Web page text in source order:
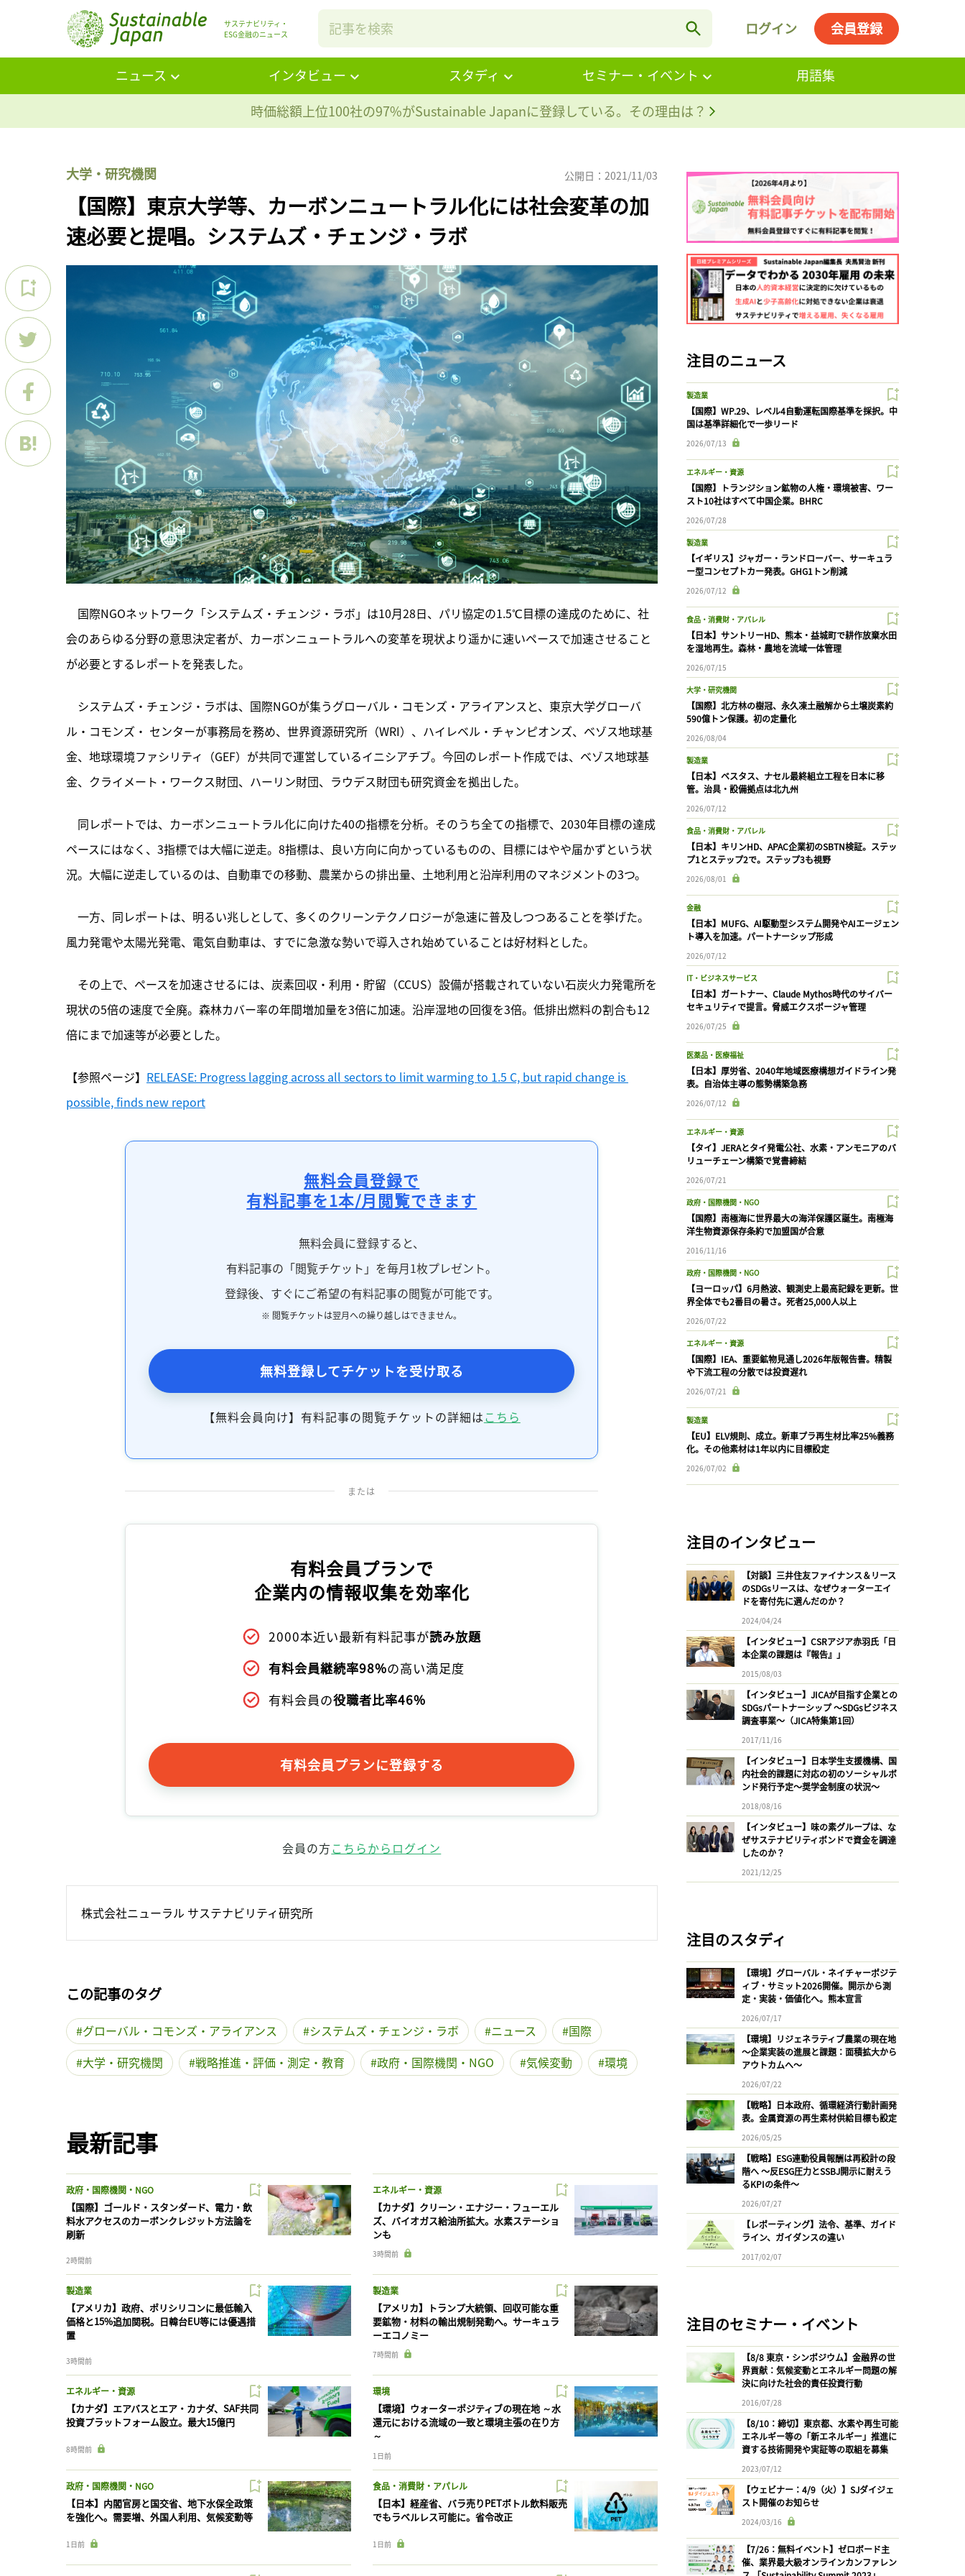
サステナビリティ・
ESG金融のニュース
ログイン 会員登録
ニュース インタビュー スタディ セミナー・イベント
用語集
時価総額上位100社の97%がSustainable Japanに登録している。その理由は？
大学・研究機関 公開日：2021/11/03
【国際】東京大学等、カーボンニュートラル化には社会変革の加
速必要と提唱。システムズ・チェンジ・ラボ
国際NGOネットワーク「システムズ・チェンジ・ラボ」は10月28日、パリ協定の1.5℃目標の達成のために、社
会のあらゆる分野の意思決定者が、カーボンニュートラルへの変革を現状より遥かに速いペースで加速させること
が必要とするレポートを発表した。
システムズ・チェンジ・ラボは、 国際NGOが集うグローバル・コモンズ・アライアンスと、東京大学グローバ
ル・コモンズ・ センターが事務局を務め、世界資源研究所（WRI）、ハイレベル・チャンピオンズ、ベゾス地球基
金、地球環境ファシリティ（GEF）が共同で運営しているイニシアチブ。今回のレポート作成では、ベゾス地球基
金、クライメート・ワークス財団、ハーリン財団、ラウデス財団も研究資金を拠出した。
同レポートでは、カーボンニュートラル化に向けた40の指標を分析。そのうち全ての指標で、2030年目標の達成
ペースにはなく、3指標では大幅に逆走。8指標は、良い方向に向かっているものの、目標にはやや届かずという状
況。大幅に逆走しているのは、自動車での移動、農業からの排出量、土地利用と沿岸利用のマネジメントの3つ。
一方、同レポートは、明るい兆しとして、多くのクリーンテクノロジーが急速に普及しつつあることを挙げた。
風力発電や太陽光発電、電気自動車は、すでに急激な勢いで導入され始めていることは好材料とした。
その上で、ペースを加速させるには、炭素回収・利用・貯留（CCUS）設備が搭載されていない石炭火力発電所を
現状の5倍の速度で全廃。森林カバー率の年間増加量を3倍に加速。沿岸湿地の回復を3倍。低排出燃料の割合も12
倍にまで加速等が必要とした。
【参照ページ】 RELEASE: Progress lagging across all sectors to limit warming to 1.5 C, but rapid change is
possible, finds new report
無料会員登録で
有料記事を1本/月閲覧できます
無料会員に登録すると、
有料記事の「閲覧チケット」を毎月1枚プレゼント。
登録後、すぐにご希望の有料記事の閲覧が可能です。
※ 閲覧チケットは翌月への繰り越しはできません。
無料登録してチケットを受け取る
【無料会員向け】有料記事の閲覧チケットの詳細はこちら
または
有料会員プランで
企業内の情報収集を効率化
2000本近い最新有料記事が読み放題
有料会員継続率98%の高い満足度
有料会員の役職者比率46%
有料会員プランに登録する
会員の方こちらからログイン
株式会社ニューラル サステナビリティ研究所
この記事のタグ
グローバル・コモンズ・アライアンス システムズ・チェンジ・ラボ ニュース
国際
大学・研究機関
戦略推進・評価・測定・教育 政府・国際機関・NGO 気候変動 環境
最新記事
政府・国際機関・NGO
【国際】ゴールド・スタンダード、電力・飲
料水アクセスのカーボンクレジット方法論を
刷新
2時間前
エネルギー・資源
【カナダ】クリーン・エナジー・フューエル
ズ、バイオガス給油所拡大。水素ステーショ
ンも
3時間前
製造業
【アメリカ】政府、ポリシリコンに最低輸入
価格と15%追加関税。日韓台EU等には優遇措
置
3時間前
製造業
【アメリカ】トランプ大統領、回収可能な重
要鉱物・材料の輸出規制発動へ。サーキュラ
ーエコノミー
7時間前
エネルギー・資源
【カナダ】エアバスとエア・カナダ、SAF共同
投資プラットフォーム設立。最大15億円
8時間前
環境
【環境】ウォーターポジティブの現在地 ～水
還元における流域の一致と環境主張の在り方
～
1日前
政府・国際機関・NGO
【日本】内閣官房と国交省、地下水保全政策
を強化へ。需要増、外国人利用、気候変動等
1日前
食品・消費財・アパレル
【日本】経産省、バラ売りPETボトル飲料販売
でもラベルレス可能に。省令改正
1日前
注目のニュース
製造業
【国際】WP.29、レベル4自動運転国際基準を採択。中
国は基準詳細化で一歩リード
2026/07/13
エネルギー・資源
【国際】トランジション鉱物の人権・環境被害、ワー
スト10社はすべて中国企業。BHRC
2026/07/28
製造業
【イギリス】ジャガー・ランドローバー、サーキュラ
ー型コンセプトカー発表。GHG1トン削減
2026/07/12
食品・消費財・アパレル
【日本】サントリーHD、熊本・益城町で耕作放棄水田
を湿地再生。森林・農地を流域一体管理
2026/07/15
大学・研究機関
【国際】北方林の樹冠、永久凍土融解から土壌炭素約
590億トン保護。初の定量化
2026/08/04
製造業
【日本】ベスタス、ナセル最終組立工程を日本に移
管。治具・設備拠点は北九州
2026/07/12
食品・消費財・アパレル
【日本】キリンHD、APAC企業初のSBTN検証。ステッ
プ1とステップ2で。ステップ3も視野
2026/08/01
金融
【日本】MUFG、AI駆動型システム開発やAIエージェン
ト導入を加速。パートナーシップ形成
2026/07/12
IT・ビジネスサービス
【日本】ガートナー、Claude Mythos時代のサイバー
セキュリティで提言。脅威エクスポージャ管理
2026/07/25
医薬品・医療福祉
【日本】厚労省、2040年地域医療構想ガイドライン発
表。自治体主導の態勢構築急務
2026/07/12
エネルギー・資源
【タイ】JERAとタイ発電公社、水素・アンモニアのバ
リューチェーン構築で覚書締結
2026/07/21
政府・国際機関・NGO
【国際】南極海に世界最大の海洋保護区誕生。南極海
洋生物資源保存条約で加盟国が合意
2016/11/16
政府・国際機関・NGO
【ヨーロッパ】6月熱波、観測史上最高記録を更新。世
界全体でも2番目の暑さ。死者25,000人以上
2026/07/22
エネルギー・資源
【国際】IEA、重要鉱物見通し2026年版報告書。精製
や下流工程の分散では投資遅れ
2026/07/21
製造業
【EU】ELV規則、成立。新車プラ再生材比率25%義務
化。その他素材は1年以内に目標設定
2026/07/02
注目のインタビュー
【対談】三井住友ファイナンス＆リース
のSDGsリースは、なぜウォーターエイ
ドを寄付先に選んだのか？
2024/04/24
【インタビュー】CSRアジア赤羽氏「日
本企業の課題は『報告』」
2015/08/03
【インタビュー】JICAが目指す企業との
SDGsパートナーシップ 〜SDGsビジネス
調査事業〜（JICA特集第1回）
2017/11/16
【インタビュー】日本学生支援機構、国
内社会的課題に対応の初のソーシャルボ
ンド発行予定〜奨学金制度の状況〜
2018/08/16
【インタビュー】味の素グループは、な
ぜサステナビリティボンドで資金を調達
したのか？
2021/12/25
注目のスタディ
【環境】グローバル・ネイチャーポジテ
ィブ・サミット2026開催。開示から測
定・実装・価値化へ。熊本宣言
2026/07/17
【環境】リジェネラティブ農業の現在地
〜企業実装の進展と課題：面積拡大から
アウトカムへ〜
2026/07/22
【戦略】日本政府、循環経済行動計画発
表。金属資源の再生素材供給目標も設定
2026/05/25
【戦略】ESG連動役員報酬は再設計の段
階へ 〜反ESG圧力とSSBJ開示に耐えう
るKPIの条件〜
2026/07/27
【レポーティング】法令、基準、ガイド
ライン、ガイダンスの違い
2017/02/07
注目のセミナー・イベント
【8/8 東京・シンポジウム】金融界の世
界貢献：気候変動とエネルギー問題の解
決に向けた社会的責任投資行動
2016/07/28
【8/10：締切】東京都、水素や再生可能
エネルギー等の「新エネルギー」推進に
資する技術開発や実証等の取組を募集
2023/07/12
【ウェビナー：4/9（火）】SJダイジェ
スト開催のお知らせ
2024/03/16
【7/26：無料イベント】ゼロボード主
催、業界最大級オンラインカンファレン
ログインが必要です